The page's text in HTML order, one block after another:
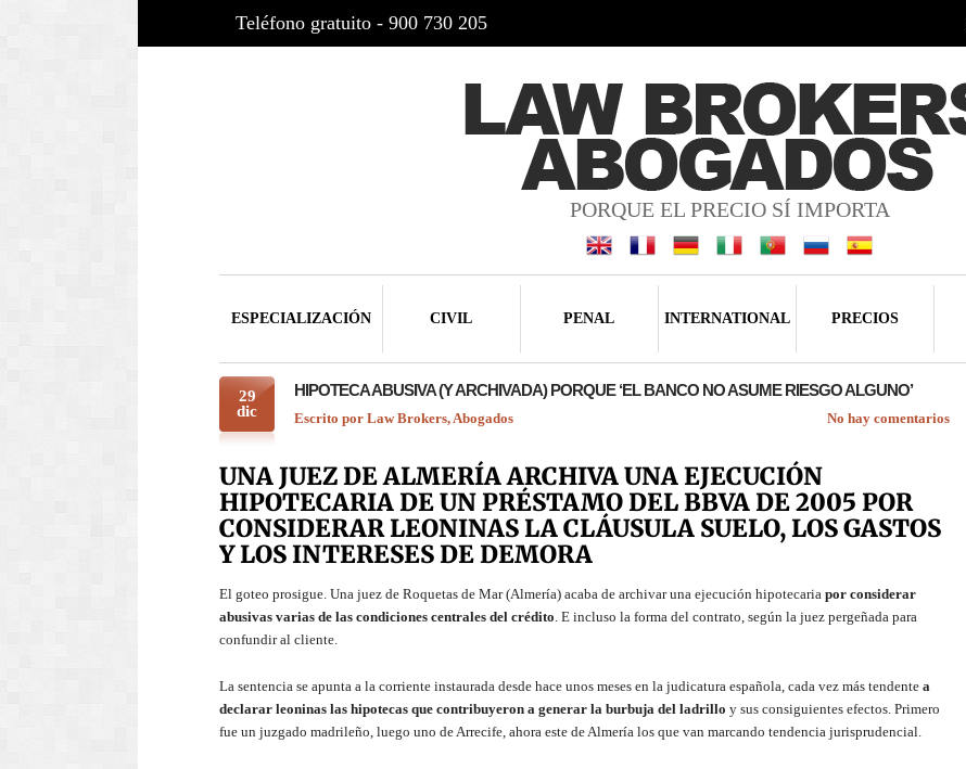
Teléfono gratuito - 900 730 205
PORQUE EL PRECIO SÍ IMPORTA
ESPECIALIZACIÓN CIVIL PENAL INTERNATIONAL PRECIOS
HIPOTECA ABUSIVA (Y ARCHIVADA) PORQUE ‘EL BANCO NO ASUME RIESGO ALGUNO’
Escrito por Law Brokers, Abogados No hay comentarios
29
dic
UNA JUEZ DE ALMERÍA ARCHIVA UNA EJECUCIÓN
HIPOTECARIA DE UN PRÉSTAMO DEL BBVA DE 2005 POR
CONSIDERAR LEONINAS LA CLÁUSULA SUELO, LOS GASTOS
Y LOS INTERESES DE DEMORA
El goteo prosigue. Una juez de Roquetas de Mar (Almería) acaba de archivar una ejecución hipotecaria por considerar
abusivas varias de las condiciones centrales del crédito. E incluso la forma del contrato, según la juez pergeñada para
confundir al cliente.
La sentencia se apunta a la corriente instaurada desde hace unos meses en la judicatura española, cada vez más tendente a
declarar leoninas las hipotecas que contribuyeron a generar la burbuja del ladrillo y sus consiguientes efectos. Primero
fue un juzgado madrileño, luego uno de Arrecife, ahora este de Almería los que van marcando tendencia jurisprudencial.